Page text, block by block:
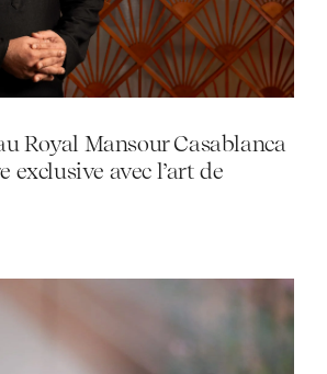
Royal Mansour Casablanca
exclusive avec l’art de